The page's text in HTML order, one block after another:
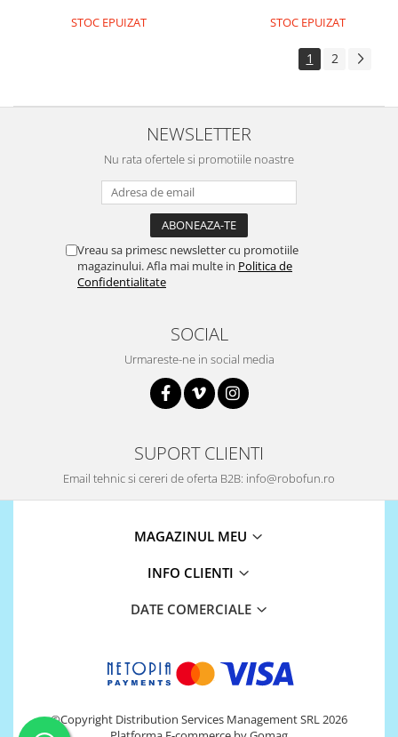
STOC EPUIZAT STOC EPUIZAT
1 2
NEWSLETTER
Nu rata ofertele si promotiile noastre
Vreau sa primesc newsletter cu promotiile
magazinului. Afla mai multe in Politica de
Confidentialitate
SOCIAL
Urmareste-ne in social media
SUPORT CLIENTI
Email tehnic si cereri de oferta B2B: info@robofun.ro
MAGAZINUL MEU
INFO CLIENTI
DATE COMERCIALE
©Copyright Distribution Services Management SRL 2026